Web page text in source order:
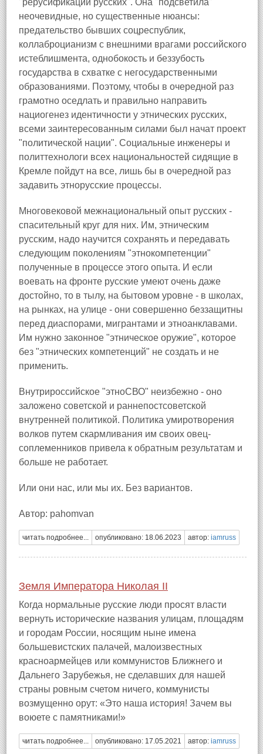
"рерусификации русских". Она "подсветила"
неочевидные, но существенные нюансы:
предательство бывших соцреспублик,
коллаброцианизм с внешними врагами российского
истеблишмента, однобокость и беззубость
государства в схватке с негосударственными
образованиями. Поэтому, чтобы в очередной раз
грамотно оседлать и правильно направить
нациогенез идентичности у этнических русских,
всеми заинтересованным силами был начат проект
"политической нации". Социальные инженеры и
политтехнологи всех национальностей сидящие в
Кремле пойдут на все, лишь бы в очередной раз
задавить этнорусские процессы.
Многовековой межнациональный опыт русских -
спасительный круг для них. Им, этническим
русским, надо научится сохранять и передавать
следующим поколениям "этнокомпетенции"
полученные в процессе этого опыта. И если
воевать на фронте русские умеют очень даже
достойно, то в тылу, на бытовом уровне - в школах,
на рынках, на улице - они совершенно беззащитны
перед диаспорами, мигрантами и этноанклавами.
Им нужно законное "этническое оружие", которое
без "этнических компетенций" не создать и не
применить.
Внутрироссийское "этноСВО" неизбежно - оно
заложено советской и раннепостсоветской
внутренней политикой. Политика умиротворения
волков путем скармливания им своих овец-
соплеменников привела к обратным результатам и
больше не работает.
Или они нас, или мы их. Без вариантов.
Автор: pahomvan
читать подробнее... опубликовано: 18.06.2023 автор: iamruss
Земля Императора Николая II
Когда нормальные русские люди просят власти
вернуть исторические названия улицам, площадям
и городам России, носящим ныне имена
большевистских палачей, малоизвестных
красноармейцев или коммунистов Ближнего и
Дальнего Зарубежья, не сделавших для нашей
страны ровным счетом ничего, коммунисты
возмущенно орут: «Это наша история! Зачем вы
воюете с памятниками!»
читать подробнее... опубликовано: 17.05.2021 автор: iamruss